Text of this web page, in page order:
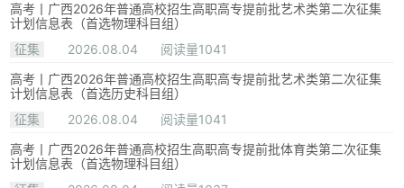
高考丨广西2026年普通高校招生高职高专提前批艺术类第二次征集
计划信息表（首选物理科目组）
征集
2026.08.04
阅读量1041
高考丨广西2026年普通高校招生高职高专提前批艺术类第二次征集
计划信息表（首选历史科目组）
征集
2026.08.04
阅读量1041
高考丨广西2026年普通高校招生高职高专提前批体育类第二次征集
计划信息表（首选物理科目组）